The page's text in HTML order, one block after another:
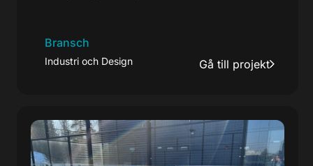
Bransch
Industri och Design Gå till projekt